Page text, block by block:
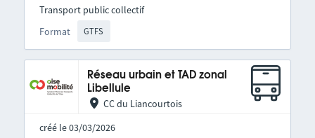
Format GTFS
Transport public collectif
Réseau urbain et TAD zonal
Libellule
CC du Liancourtois
créé le 03/03/2026